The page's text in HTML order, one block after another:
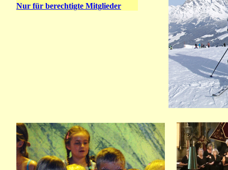
Nur für berechtigte Mitglieder